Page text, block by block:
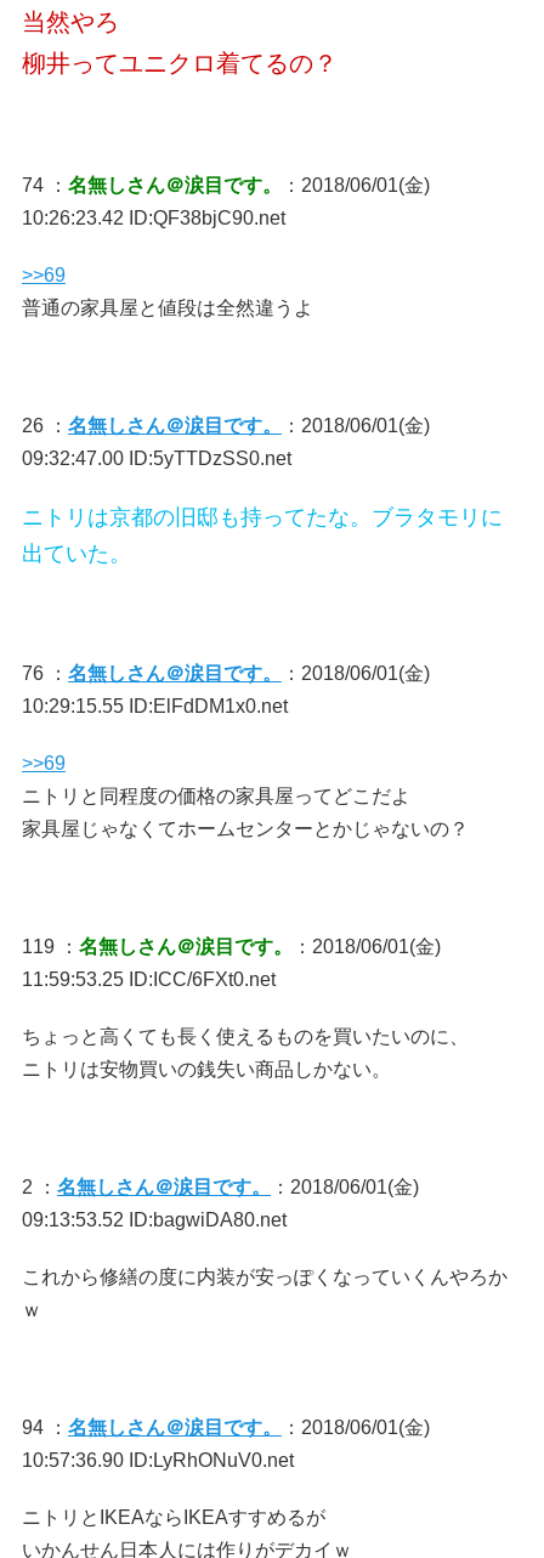
当然やろ
柳井ってユニクロ着てるの？
74 ： 名無しさん＠涙目です。
：2018/06/01(金)
10:26:23.42 ID:QF38bjC90.net
>>69
普通の家具屋と値段は全然違うよ
26 ： 名無しさん＠涙目です。
：2018/06/01(金)
09:32:47.00 ID:5yTTDzSS0.net
ニトリは京都の旧邸も持ってたな。ブラタモリに
出ていた。
76 ： 名無しさん＠涙目です。
：2018/06/01(金)
10:29:15.55 ID:ElFdDM1x0.net
>>69
ニトリと同程度の価格の家具屋ってどこだよ
家具屋じゃなくてホームセンターとかじゃないの？
119 ： 名無しさん＠涙目です。
：2018/06/01(金)
11:59:53.25 ID:ICC/6FXt0.net
ちょっと高くても長く使えるものを買いたいのに、
ニトリは安物買いの銭失い商品しかない。
2 ： 名無しさん＠涙目です。
：2018/06/01(金)
09:13:53.52 ID:bagwiDA80.net
これから修繕の度に内装が安っぽくなっていくんやろか
ｗ
94 ： 名無しさん＠涙目です。
：2018/06/01(金)
10:57:36.90 ID:LyRhONuV0.net
ニトリとIKEAならIKEAすすめるが
いかんせん日本人には作りがデカイｗ